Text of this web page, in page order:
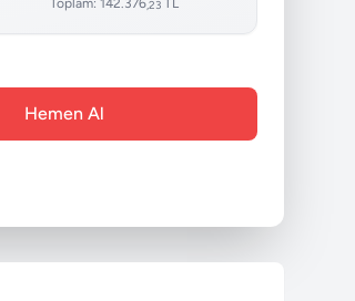
Toplam: 142.376,23 TL
Hemen Al